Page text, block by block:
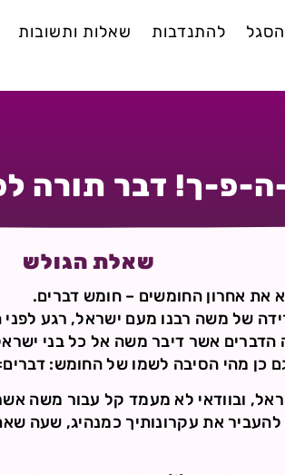
הסגל להתנדבות שאלות ותשובות
פ-ך! דבר תורה
שאלת הגולש
את אחרון החומשים – חומש דברים.
של משה רבנו מעם ישראל, רגע
אשר דיבר משה אל כל בני
כן מהי הסיבה לשמו של החומש:
ובוודאי לא מעמד קל עבור משה אשר
את עקרונותיך כמנהיג, שעה